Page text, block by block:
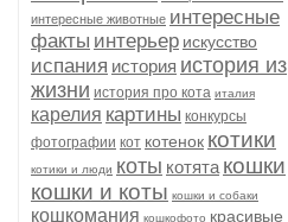
интересные животные интересные
факты интерьер искусство
испания история история из
жизни история про кота италия
карелия картины конкурсы
фотографии кот котенок котики
котики и люди коты котята кошки
кошки и коты кошки и собаки
кошкомания кошкофото красивые